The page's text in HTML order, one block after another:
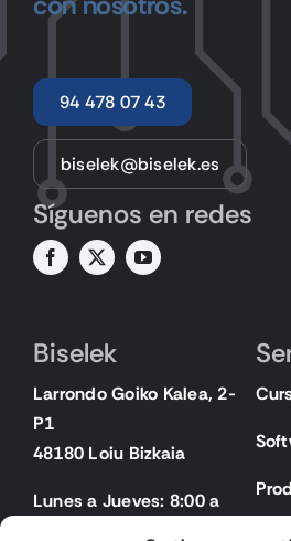
94 478 07 43
biselek@biselek.es
Síguenos en redes
Biselek
Larrondo Goiko Kalea, 2-
P1
48180 Loiu Bizkaia
Lunes a Jueves: 8:00 a